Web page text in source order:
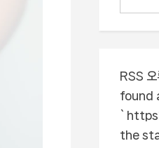
RSS 오
found
the